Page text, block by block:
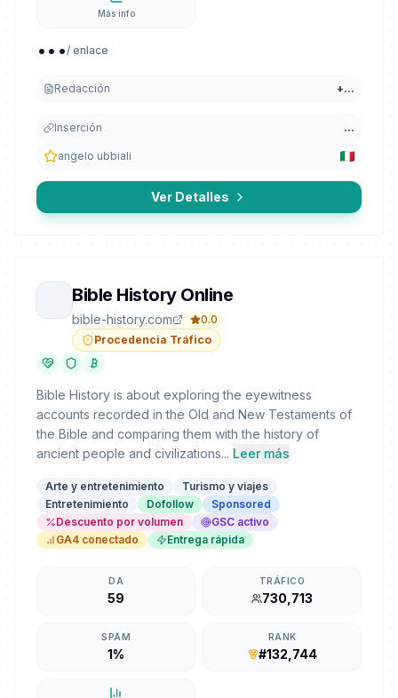
Más info
.../ enlace
Redacción +...
Inserción ...
angelo ubbiali
Ver Detalles
Bible History Online
bible-history.com
0.0
Procedencia Tráfico
Bible History is about exploring the eyewitness
accounts recorded in the Old and New Testaments of
the Bible and comparing them with the history of
ancient people and civilizations... Leer más
Arte y entretenimiento
Turismo y viajes
Entretenimiento
Dofollow
Sponsored
Descuento por volumen
GSC activo
GA4 conectado
Entrega rápida
DA
59
TRÁFICO
730,713
SPAM
1%
RANK
#132,744